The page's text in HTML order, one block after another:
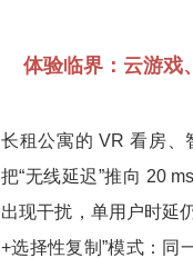
体验临界：云游戏
长租公寓的 VR 看房、
把“无线延迟”推向 20
出现干扰，单用户时延
+选择性复制”模式：同